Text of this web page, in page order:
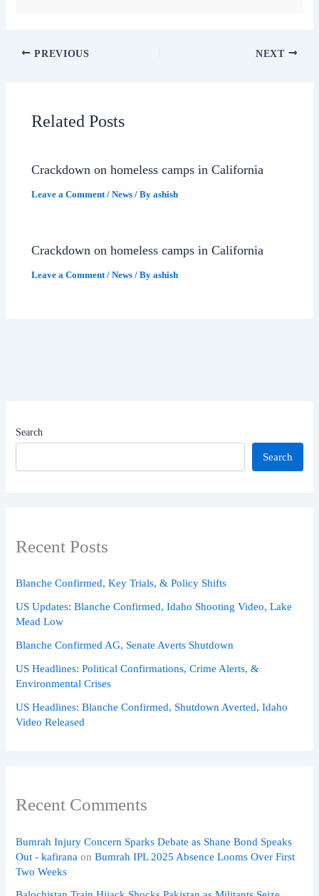
PREVIOUS NEXT
Related Posts
Crackdown on homeless camps in California
Leave a Comment /News / Byashish
Crackdown on homeless camps in California
Leave a Comment /News / Byashish
Search
Search
Recent Posts
Blanche Confirmed, Key Trials, & Policy Shifts
US Updates: Blanche Confirmed, Idaho Shooting Video, Lake
Mead Low
Blanche Confirmed AG, Senate Averts Shutdown
US Headlines: Political Confirmations, Crime Alerts, &
Environmental Crises
US Headlines: Blanche Confirmed, Shutdown Averted, Idaho
Video Released
Recent Comments
Bumrah Injury Concern Sparks Debate as Shane Bond Speaks
Out - kafirana onBumrah IPL 2025 Absence Looms Over First
Two Weeks